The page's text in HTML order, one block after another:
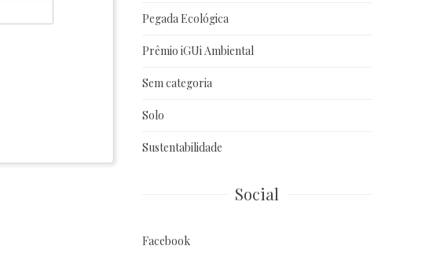
Pegada Ecológica
Prêmio iGUi Ambiental
Sem categoria
Solo
Sustentabilidade
Social
Facebook